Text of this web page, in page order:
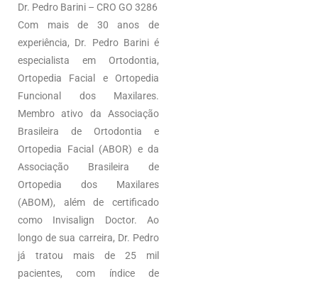
Dr. Pedro Barini – CRO GO 3286
Com mais de 30 anos de
experiência, Dr. Pedro Barini é
especialista em Ortodontia,
Ortopedia Facial e Ortopedia
Funcional dos Maxilares.
Membro ativo da Associação
Brasileira de Ortodontia e
Ortopedia Facial (ABOR) e da
Associação Brasileira de
Ortopedia dos Maxilares
(ABOM), além de certificado
como Invisalign Doctor. Ao
longo de sua carreira, Dr. Pedro
já tratou mais de 25 mil
pacientes, com índice de